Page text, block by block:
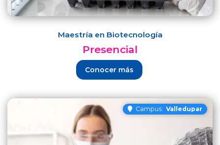
Maestría en Biotecnología
Presencial
Conocer más
Campus: Valledupar